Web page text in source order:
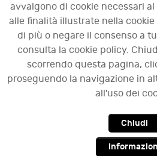
© 2009 - 2026 OCI -
d'impresa. Tutti i
avvalgono di cookie necessari
alle finalità illustrate nella
di più o negare il consenso a
consulta la cookie policy.
scorrendo questa pagina,
proseguendo la navigazione in
all'uso dei
Chiudi